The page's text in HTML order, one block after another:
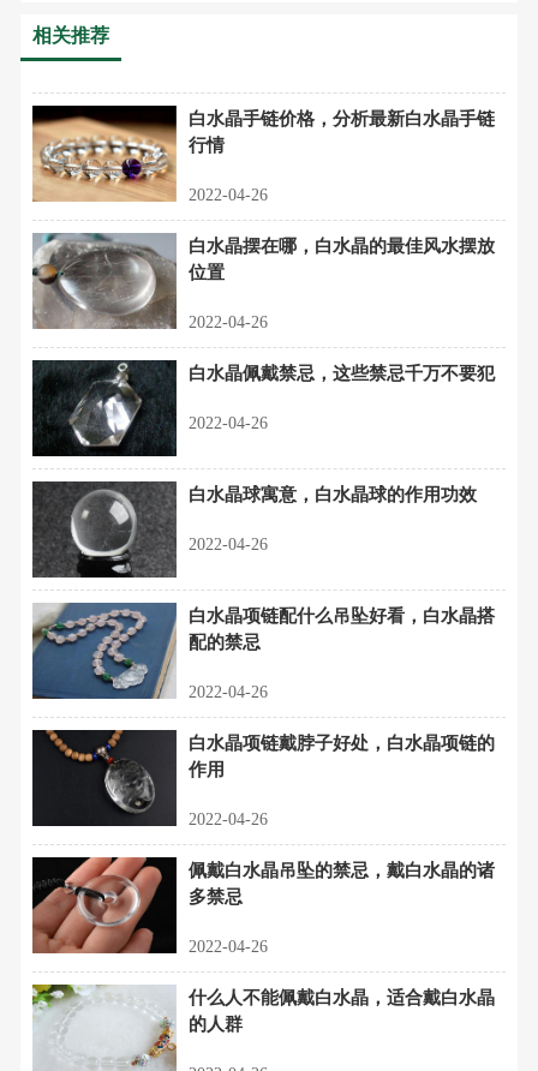
相关推荐
白水晶手链价格，分析最新白水晶手链
行情
2022-04-26
白水晶摆在哪，白水晶的最佳风水摆放
位置
2022-04-26
白水晶佩戴禁忌，这些禁忌千万不要犯
2022-04-26
白水晶球寓意，白水晶球的作用功效
2022-04-26
白水晶项链配什么吊坠好看，白水晶搭
配的禁忌
2022-04-26
白水晶项链戴脖子好处，白水晶项链的
作用
2022-04-26
佩戴白水晶吊坠的禁忌，戴白水晶的诸
多禁忌
2022-04-26
什么人不能佩戴白水晶，适合戴白水晶
的人群